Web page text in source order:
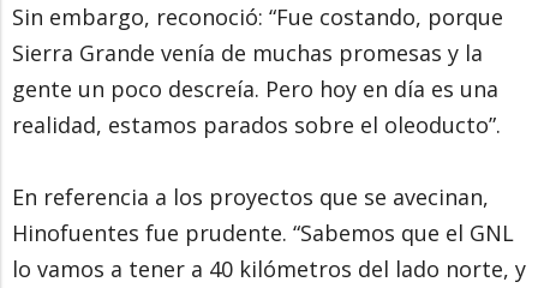
Sin embargo, reconoció: “Fue costando, porque
Sierra Grande venía de muchas promesas y la
gente un poco descreía. Pero hoy en día es una
realidad, estamos parados sobre el oleoducto”.
En referencia a los proyectos que se avecinan,
Hinofuentes fue prudente. “Sabemos que el GNL
lo vamos a tener a 40 kilómetros del lado norte, y